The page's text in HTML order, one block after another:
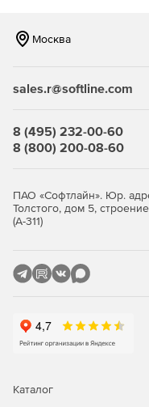
частиц. Это дает
молекул.
сервисов CAE.
позволяет комплексно
Характеристики
коэффициентов.
Возможность
в управляемую
Москва
sales.r@softline.com
8 (495) 232-00-60
8 (800) 200-08-60
ПАО «Софтлайн». Юр.
Толстого, дом 5,
(А-311)
Каталог